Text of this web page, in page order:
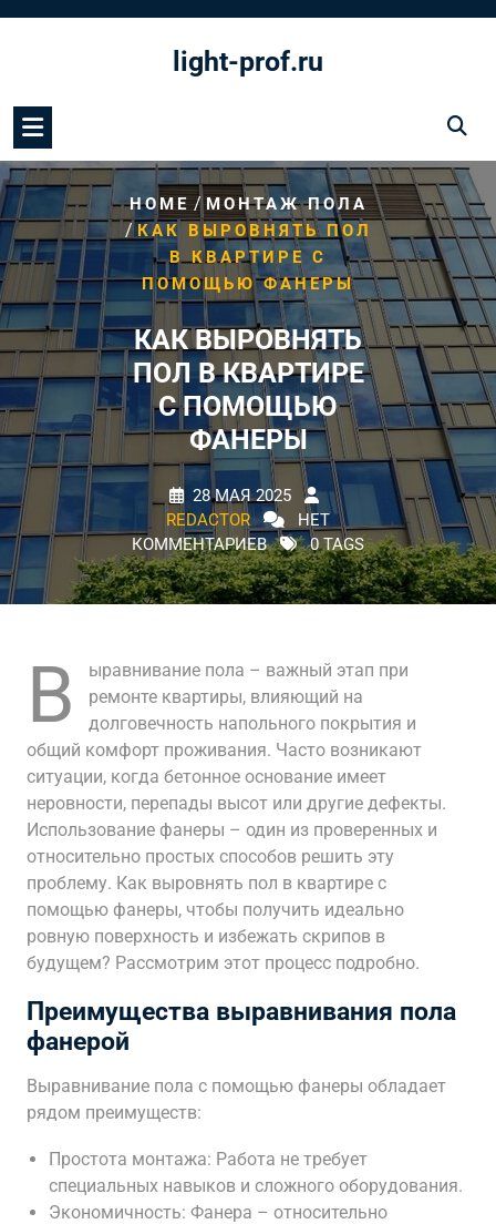
light-prof.ru
HOME/МОНТАЖ ПОЛА
/ КАК ВЫРОВНЯТЬ ПОЛ
В КВАРТИРЕ С
ПОМОЩЬЮ ФАНЕРЫ
КАК ВЫРОВНЯТЬ
ПОЛ В КВАРТИРЕ
С ПОМОЩЬЮ
ФАНЕРЫ
28 МАЯ 2025
REDACTOR
НЕТ
КОММЕНТАРИЕВ
0 TAGS
В
ыравнивание пола – важный этап при
ремонте квартиры, влияющий на
долговечность напольного покрытия и
общий комфорт проживания. Часто возникают
ситуации, когда бетонное основание имеет
неровности, перепады высот или другие дефекты.
Использование фанеры – один из проверенных и
относительно простых способов решить эту
проблему. Как выровнять пол в квартире с
помощью фанеры, чтобы получить идеально
ровную поверхность и избежать скрипов в
будущем? Рассмотрим этот процесс подробно.
Преимущества выравнивания пола
фанерой
Выравнивание пола с помощью фанеры обладает
рядом преимуществ:
Простота монтажа: Работа не требует
специальных навыков и сложного оборудования.
Экономичность: Фанера – относительно